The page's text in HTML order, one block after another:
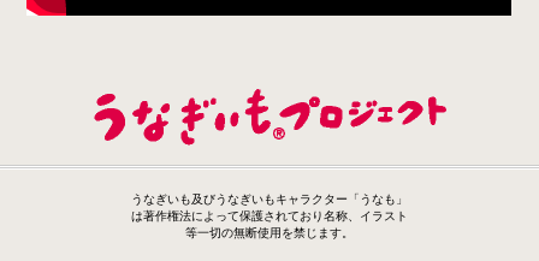
うなぎいも及びうなぎいもキャラクター「うなも」
は著作権法によって保護されており名称、イラスト
等一切の無断使用を禁じます。